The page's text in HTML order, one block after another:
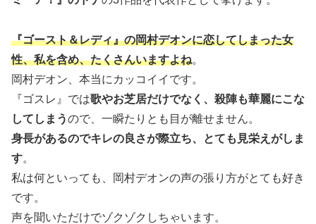
『ゴースト＆レディ』の岡村デオンに恋してしまった女
性、私を含め、たくさんいますよね。
岡村デオン、本当にカッコイイです。
『ゴスレ』では歌やお芝居だけでなく、殺陣も華麗にこな
してしまうので、一瞬たりとも目が離せません。
身長があるのでキレの良さが際立ち、とても見栄えがしま
す。
私は何といっても、岡村デオンの声の張り方がとても好き
です。
声を聞いただけでゾクゾクしちゃいます。